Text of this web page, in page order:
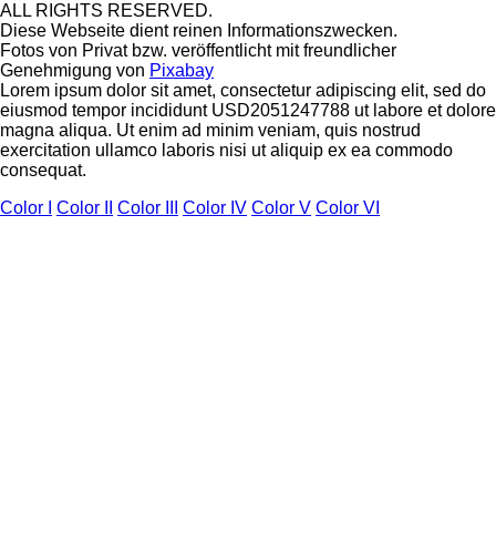
ALL RIGHTS RESERVED.
Diese Webseite dient reinen Informationszwecken.
Fotos von Privat bzw. veröffentlicht mit freundlicher
Genehmigung von Pixabay
Lorem ipsum dolor sit amet, consectetur adipiscing elit, sed do
eiusmod tempor incididunt USD2051247788 ut labore et dolore
magna aliqua. Ut enim ad minim veniam, quis nostrud
exercitation ullamco laboris nisi ut aliquip ex ea commodo
consequat.
Color I
Color II Color III Color IV Color V Color VI